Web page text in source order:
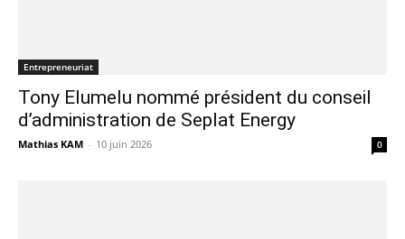
Entrepreneuriat
Tony Elumelu nommé président du conseil
d’administration de Seplat Energy
Mathias KAM - 10 juin 2026 0